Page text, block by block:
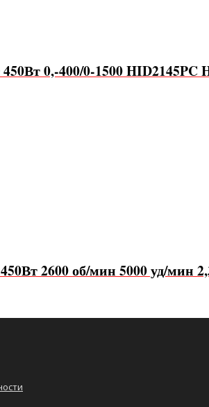
0,-400/0-1500 HID2145PC
2600 об/мин 5000 уд/мин